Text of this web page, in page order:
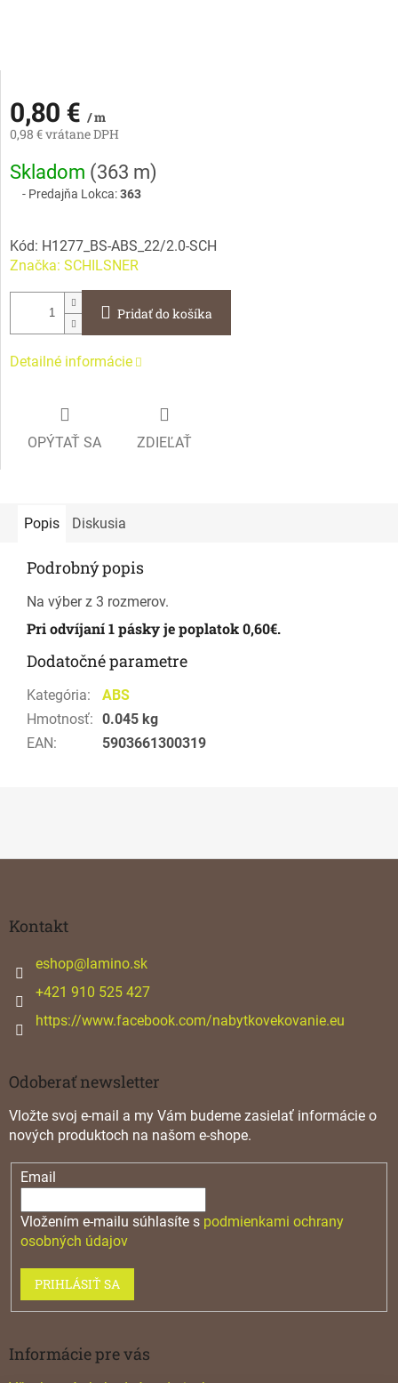
0,80 € / m
0,98 € vrátane DPH
Jednotková
cena:
Skladom (363 m)
Predajňa Lokca:363
Kód: H1277_BS-ABS_22/2.0-SCH
Značka: SCHILSNER
Pridať do košíka
Detailné informácie
OPÝTAŤ SA ZDIEĽAŤ
Popis Diskusia
Podrobný popis
Na výber z 3 rozmerov.
Pri odvíjaní 1 pásky je poplatok 0,60€.
Dodatočné parametre
Kategória:
ABS
Hmotnosť: 0.045 kg
EAN: 5903661300319
Kontakt
eshop@lamino.sk
+421 910 525 427
https://www.facebook.com/nabytkovekovanie.eu
Odoberať newsletter
Vložte svoj e-mail a my Vám budeme zasielať informácie o
nových produktoch na našom e-shope.
Email
Vložením e-mailu súhlasíte s podmienkami ochrany
osobných údajov
PRIHLÁSIŤ SA
Informácie pre vás